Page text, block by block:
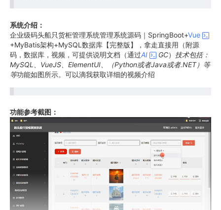
系统介绍：
企业级码头船只货柜管理系统管理系统源码｜SpringBoot+Vue
+MyBatis架构+MySQL数据库【完整版】，拿走直接用（附源
码，数据库，视频，可提供说明文档（通过AI GC） 技术包括：
MySQL、VueJS、ElementUI、（Python或者Java或者.NET）等
等功能如图所示。可以滴我获取详细的视频介绍
功能参考截图：